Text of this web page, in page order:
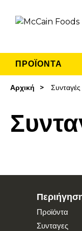
ΠΡΟΪΟΝΤΑ
Αρχική Συνταγές
Προϊόντα
Συνταγες